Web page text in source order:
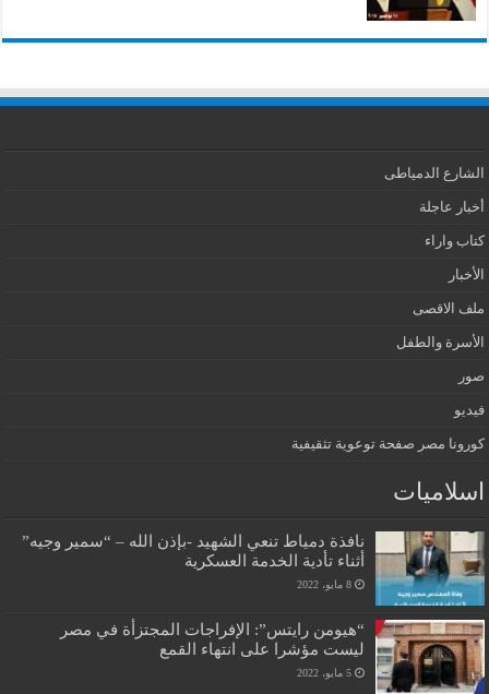
الشارع الدمياطى
أخبار عاجلة
كتاب واراء
الأخبار
ملف الاقصى
الأسرة والطفل
صور
فيديو
كورونا مصر صفحة توعوية تثقيفية
اسلاميات
نافذة دمياط تنعي الشهيد -بإذن الله – “سمير وجيه”
أثناء تأدية الخدمة العسكرية
8 مايو، 2022
“هيومن رايتس”: الإفراجات المجتزأة في مصر
ليست مؤشرا على انتهاء القمع
5 مايو، 2022